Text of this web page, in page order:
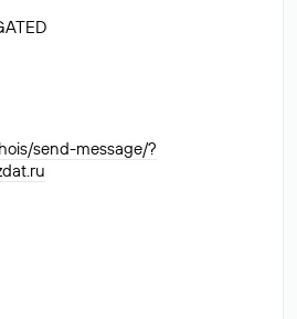
send-message/?